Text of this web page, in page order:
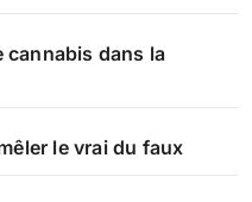
cannabis dans la
le vrai du faux